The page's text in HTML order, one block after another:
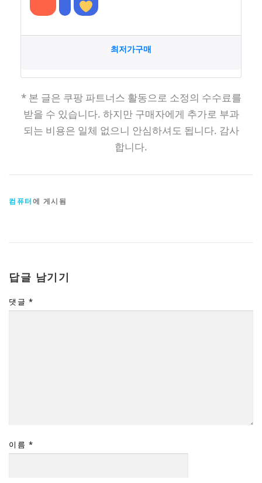
최저가구매
* 본 글은 쿠팡 파트너스 활동으로 소정의 수수료를
받을 수 있습니다. 하지만 구매자에게 추가로 부과
되는 비용은 일체 없으니 안심하셔도 됩니다. 감사
합니다.
컴퓨터에 게시됨
답글 남기기
댓글 *
이름 *